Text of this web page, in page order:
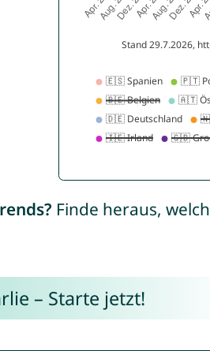
Finde heraus,
– Starte jetzt!